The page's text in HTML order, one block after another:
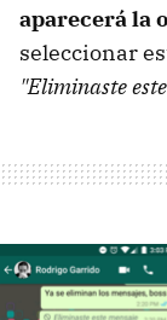
aparecerá la
seleccionar
"Eliminaste